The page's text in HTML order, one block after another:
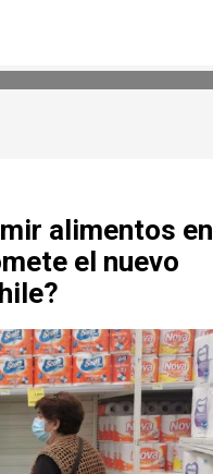
alimentos en
el nuevo